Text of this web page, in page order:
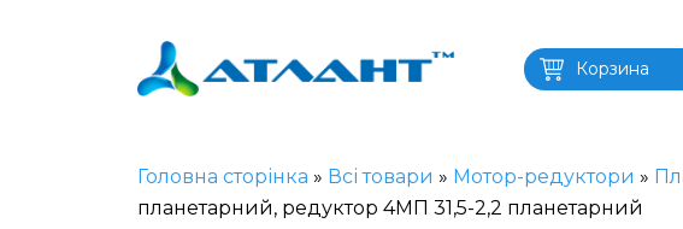
Корзина
Головна сторінка » Всі товари » Мотор-редуктори »
планетарний, редуктор 4МП 31,5-2,2 планетарний